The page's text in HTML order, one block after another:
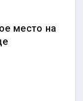
место на